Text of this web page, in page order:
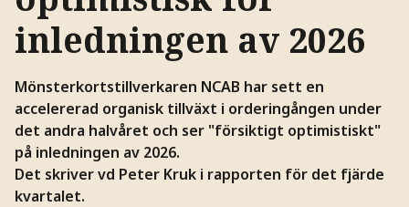
inledningen av 2026
Mönsterkortstillverkaren NCAB har sett en
accelererad organisk tillväxt i orderingången under
det andra halvåret och ser "försiktigt optimistiskt"
på inledningen av 2026.
Det skriver vd Peter Kruk i rapporten för det fjärde
kvartalet.